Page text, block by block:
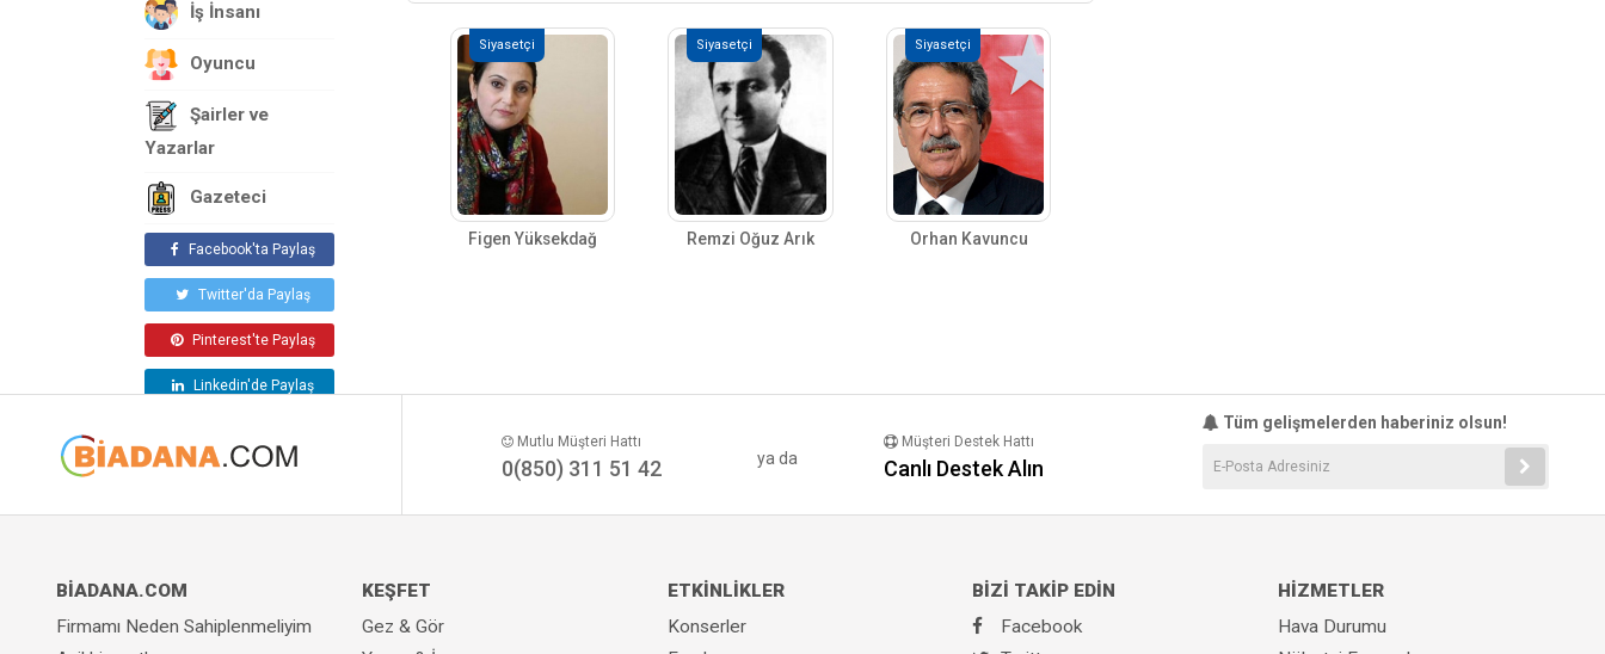
İş İnsanı
Oyuncu
Şairler ve
Yazarlar
Gazeteci
Facebook'ta Paylaş
Twitter'da Paylaş
Pinterest'te Paylaş
Linkedin'de Paylaş
Siyasetçi
Figen Yüksekdağ
Siyasetçi
Remzi Oğuz Arık
Siyasetçi
Orhan Kavuncu
Mutlu Müşteri Hattı
0(850) 311 51 42 ya da
Müşteri Destek Hattı
Canlı Destek Alın
Tüm gelişmelerden haberiniz olsun!
BİADANA.COM
Firmamı Neden Sahiplenmeliyim
KEŞFET
Gez & Gör
ETKİNLİKLER
Konserler
BİZİ TAKİP EDİN
Facebook
HİZMETLER
Hava Durumu